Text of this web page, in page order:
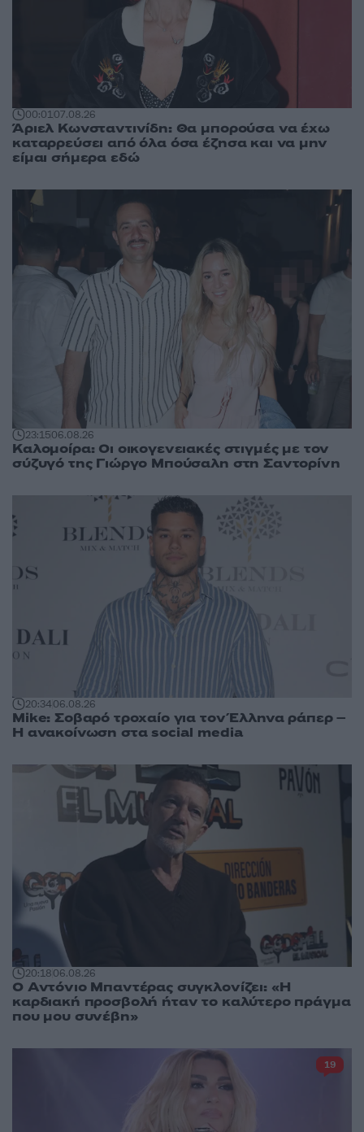
00:0107.08.26
Άριελ Κωνσταντινίδη: Θα μπορούσα να έχω
καταρρεύσει από όλα όσα έζησα και να μην
είμαι σήμερα εδώ
23:1506.08.26
Καλομοίρα: Οι οικογενειακές στιγμές με τον
σύζυγό της Γιώργο Μπούσαλη στη Σαντορίνη
20:3406.08.26
Mike: Σοβαρό τροχαίο για τον Έλληνα ράπερ –
Η ανακοίνωση στα social media
20:1806.08.26
Ο Αντόνιο Μπαντέρας συγκλονίζει: «Η
καρδιακή προσβολή ήταν το καλύτερο πράγμα
που μου συνέβη»
19